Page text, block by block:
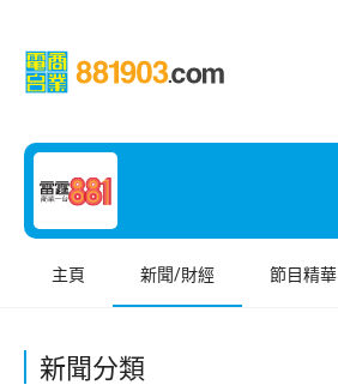
主頁 新聞/財經 節目精華
新聞分類